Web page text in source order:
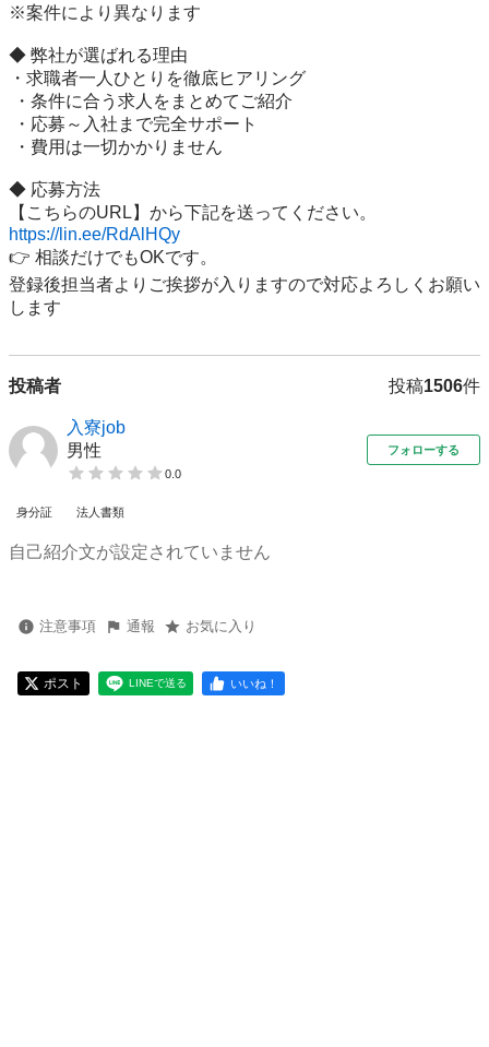
※案件により異なります
◆ 弊社が選ばれる理由
・求職者一人ひとりを徹底ヒアリング
◆ 応募方法
https://lin.ee/RdAlHQy
👉 相談だけでもOKです。
登録後担当者よりご挨拶が入りますので対応よろしくお願い
投稿者 投稿1506件
入寮job
男性
0.0
フォローする
身分証 法人書類
自己紹介文が設定されていません
注意事項 通報 お気に入り
ポスト LINEで送る いいね！